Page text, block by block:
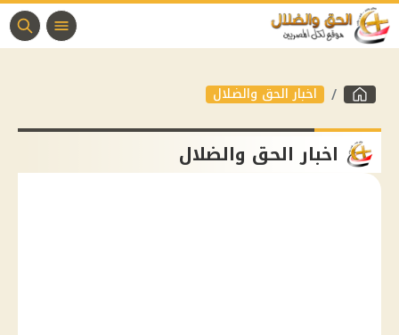
اخبار الحق والضلال
اخبار الحق والضلال